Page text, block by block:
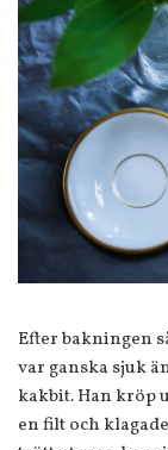
Efter bakningen
var ganska sjuk
kakbit. Han kröp
en filt och